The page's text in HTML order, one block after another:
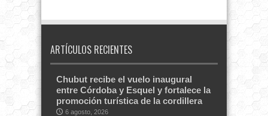
ARTÍCULOS RECIENTES
Chubut recibe el vuelo inaugural
entre Córdoba y Esquel y fortalece la
promoción turística de la cordillera
6 agosto, 2026